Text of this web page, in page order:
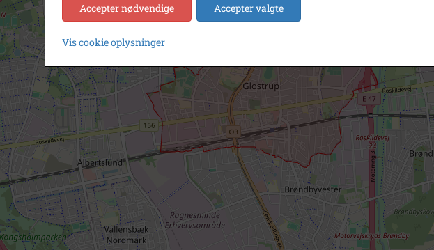
Accepter nødvendige Accepter valgte
Vis cookie oplysninger